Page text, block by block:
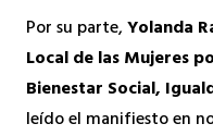
Por su parte,Yolanda
Local de las Mujeres
Bienestar Social,
leído el manifiesto en